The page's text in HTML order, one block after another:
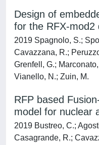
Design of
for the RFX-mod2
2019 Spagnolo, S.;
Cavazzana, R.;
Grenfell, G.;
Vianello, N.; Zuin, M.
RFP based
model for nuclear
2019 Bustreo, C.;
Casagrande, R.;